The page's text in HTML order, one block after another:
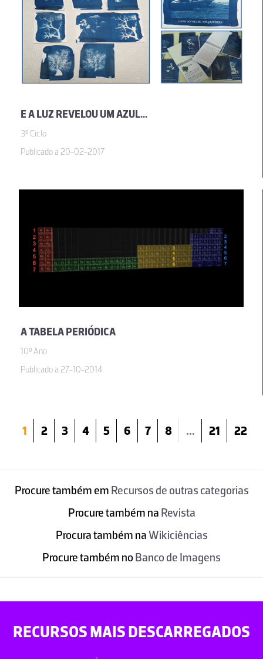
E A LUZ REVELOU UM AZUL...
3º Ciclo
Publicado a 20-02-2017
A TABELA PERIÓDICA
10º Ano
Publicado a 27-10-2014
1 2 3 4 5 6 7 8 ... 21 22
Procure também em Recursos de outras categorias
Procure também na Revista
Procura também naWikiciências
Procure também no Banco de Imagens
RECURSOS MAIS DESCARREGADOS